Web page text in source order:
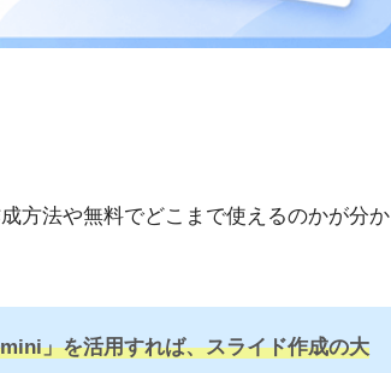
方法や無料でどこまで使えるのかが分か
」を活用すれば、スライド作成の大